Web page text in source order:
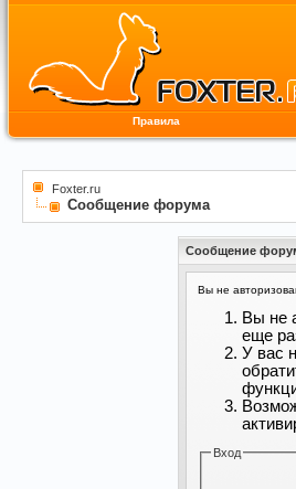
Правила
Foxter.ru
Сообщение форума
Сообщение
Вы не
Вы не
еще
У вас
Вход